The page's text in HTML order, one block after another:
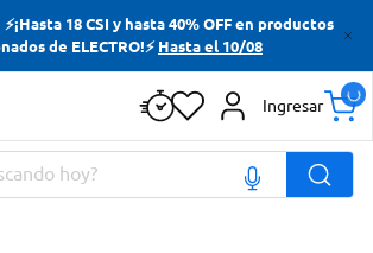
⚡¡Hasta 18 CSI y hasta 40% OFF en productos
de ELECTRO!⚡ Hasta el 10/08
Ingresar
hoy?
buscados
buscados